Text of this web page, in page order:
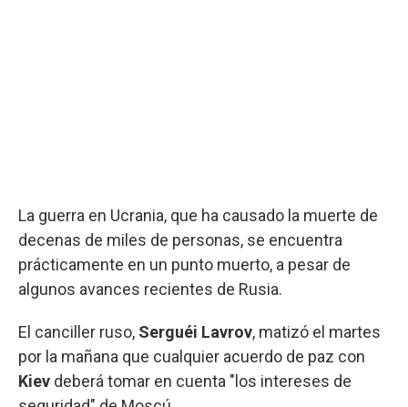
La guerra en Ucrania, que ha causado la muerte de
decenas de miles de personas, se encuentra
prácticamente en un punto muerto, a pesar de
algunos avances recientes de Rusia.
El canciller ruso, Serguéi Lavrov, matizó el martes
por la mañana que cualquier acuerdo de paz con
Kiev deberá tomar en cuenta "los intereses de